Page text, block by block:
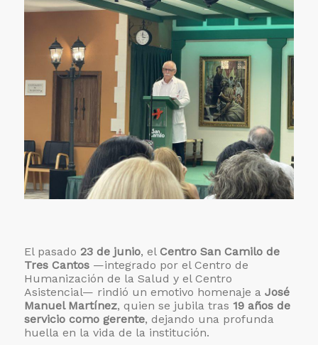
El pasado23 de junio, elCentro San Camilo de
Tres Cantos —integrado por el Centro de
Humanización de la Salud y el Centro
Asistencial— rindió un emotivo homenaje aJosé
Manuel Martínez, quien se jubila tras19 años de
servicio como gerente, dejando una profunda
huella en la vida de la institución.